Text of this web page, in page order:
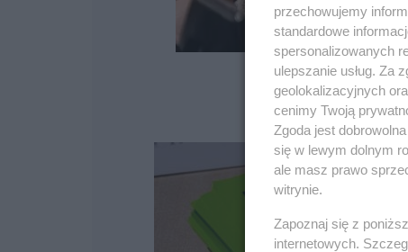
przechowujemy
standardowe
spersonalizowanych
ulepszanie usług. Za
geolokalizacyjnych
cenimy Twoją
Zgoda jest
się w lewym dolnym
ale masz prawo
witrynie.
Zapoznaj się z
internetowych.